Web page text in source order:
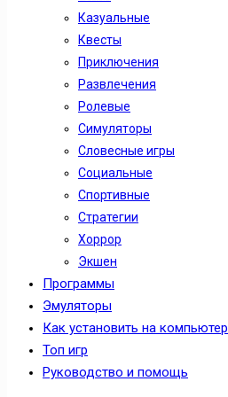
Казуальные
Квесты
Приключения
Развлечения
Ролевые
Симуляторы
Словесные игры
Социальные
Спортивные
Стратегии
Хоррор
Экшен
Программы
Эмуляторы
Как установить на компьютер
Топ игр
Руководство и помощь